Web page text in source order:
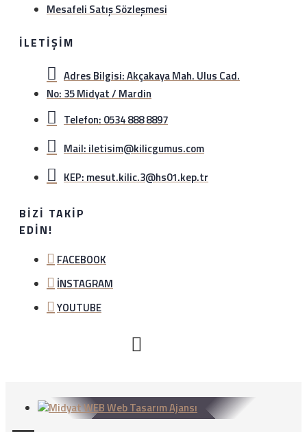
Mesafeli Satış Sözleşmesi
İLETIŞIM
Adres Bilgisi: Akçakaya Mah. Ulus Cad.
No: 35 Midyat / Mardin
Telefon: 0534 888 8897
Mail: iletisim@kilicgumus.com
KEP: mesut.kilic.3@hs01.kep.tr
BIZI TAKIP
EDIN!
FACEBOOK
İNSTAGRAM
YOUTUBE